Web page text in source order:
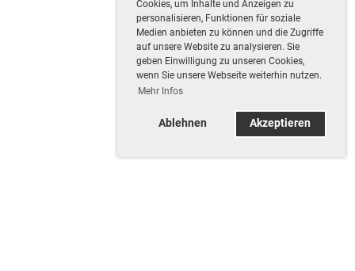
Cookies, um Inhalte und Anzeigen zu
personalisieren, Funktionen für soziale
Medien anbieten zu können und die Zugriffe
auf unsere Website zu analysieren. Sie
geben Einwilligung zu unseren Cookies,
wenn Sie unsere Webseite weiterhin nutzen.
Mehr Infos
Ablehnen Akzeptieren